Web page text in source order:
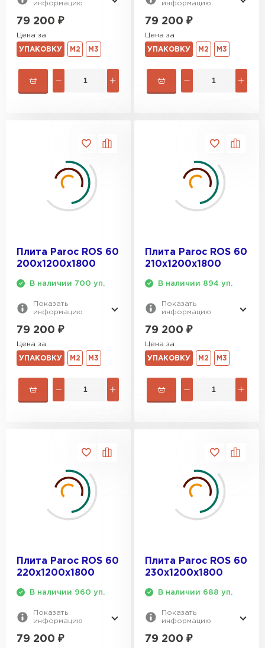
информацию
79 200 ₽
Цена за
УПАКОВКУ М2 М3
информацию
79 200 ₽
Цена за
УПАКОВКУ М2 М3
Плита Paroc ROS 60
200х1200х1800
В наличии 700 уп.
Показать
информацию
79 200 ₽
Цена за
УПАКОВКУ М2 М3
Плита Paroc ROS 60
210х1200х1800
В наличии 894 уп.
Показать
информацию
79 200 ₽
Цена за
УПАКОВКУ М2 М3
Плита Paroc ROS 60
220х1200х1800
В наличии 960 уп.
Показать
информацию
79 200 ₽
Плита Paroc ROS 60
230х1200х1800
В наличии 688 уп.
Показать
информацию
79 200 ₽